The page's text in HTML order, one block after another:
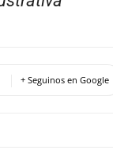
+ Seguinos en Google